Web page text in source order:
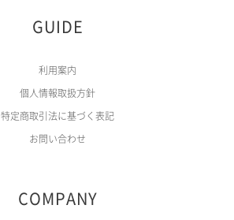
GUIDE
利用案内
個人情報取扱方針
特定商取引法に基づく表記
お問い合わせ
COMPANY